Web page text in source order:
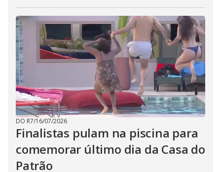
DO R7/16/07/2026
Finalistas pulam na piscina para
comemorar último dia da Casa do
Patrão